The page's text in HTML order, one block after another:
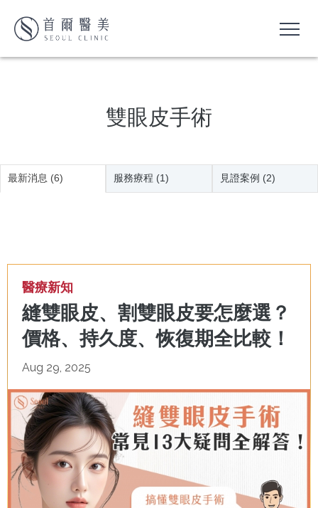
雙眼皮手術
最新消息 (6) 服務療程 (1) 見證案例 (2)
醫療新知
縫雙眼皮、割雙眼皮要怎麼選？
價格、持久度、恢復期全比較！
Aug 29, 2025